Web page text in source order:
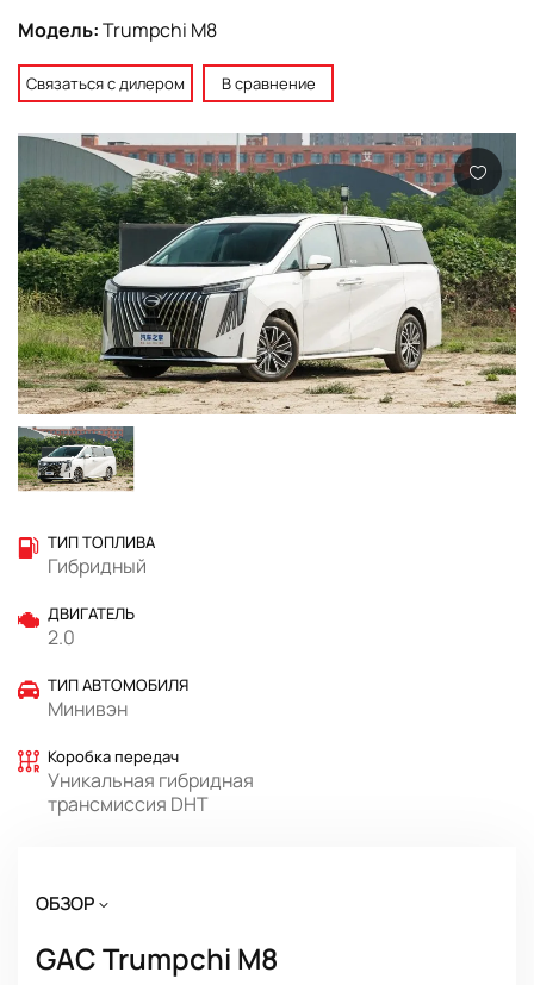
Модель:Trumpchi M8
Связаться с дилером В сравнение
ТИП ТОПЛИВА
Гибридный
ДВИГАТЕЛЬ
2.0
ТИП АВТОМОБИЛЯ
Минивэн
Коробка передач
Уникальная гибридная
трансмиссия DHT
ОБЗОР
GAC Trumpchi M8